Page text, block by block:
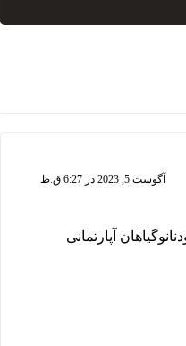
آگوست 5, 2023 در 6:27 ق.ظ
آپارتمانی